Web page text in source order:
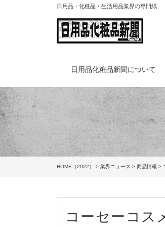
日用品・化粧品・生活用品業界の専門紙
日用品化粧品新聞について
HOME（2022） > 業界ニュース > 商品情報 >
コーセーコス